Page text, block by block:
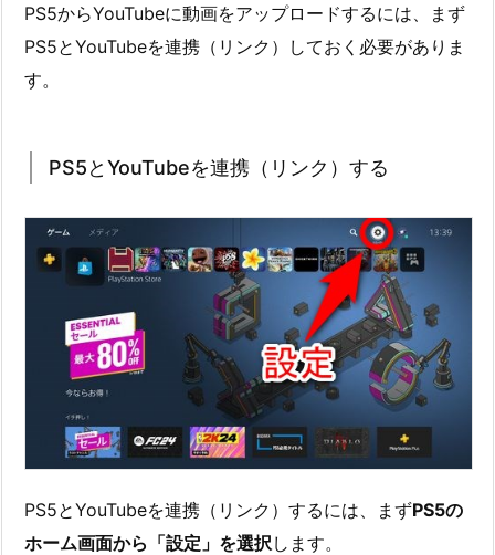
PS5からYouTubeに動画をアップロードするには、まず
PS5とYouTubeを連携（リンク）しておく必要がありま
す。
PS5とYouTubeを連携（リンク）する
PS5とYouTubeを連携（リンク）するには、まずPS5の
ホーム画面から「設定」を選択 します。